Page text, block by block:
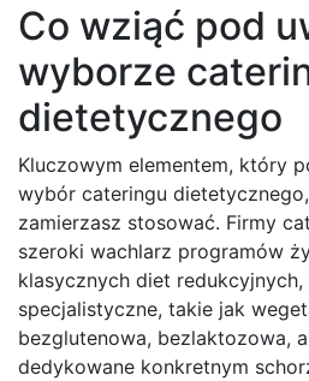
Co wziąć pod
wyborze
dietetycznego
Kluczowym elementem, który
wybór cateringu
zamierzasz stosować. Firmy
szeroki wachlarz programów
klasycznych diet
specjalistyczne, takie jak
bezglutenowa, bezlaktozowa,
dedykowane konkretnym